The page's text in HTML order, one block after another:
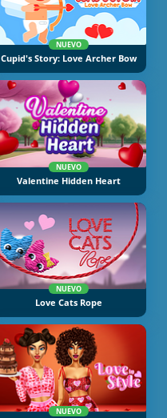
NUEVO
Cupid's Story: Love Archer Bow
NUEVO
Valentine Hidden Heart
NUEVO
Love Cats Rope
NUEVO